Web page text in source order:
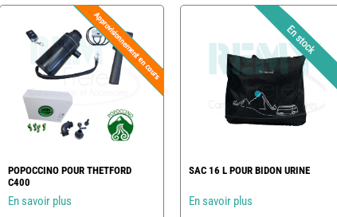
POPOCCINO POUR THETFORD
C400
En savoir plus
SAC 16 L POUR BIDON URINE
En savoir plus